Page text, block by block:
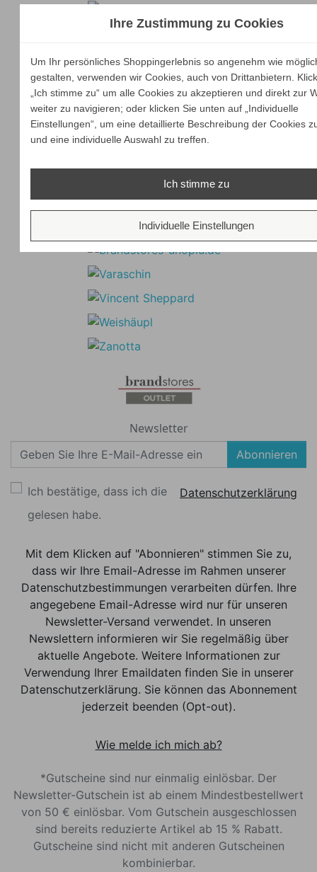
Newsletter
Abonnieren
Ich bestätige, dass ich die
Datenschutzerklärung
gelesen habe.
Mit dem Klicken auf "Abonnieren" stimmen Sie zu,
dass wir Ihre Email-Adresse im Rahmen unserer
Datenschutzbestimmungen verarbeiten dürfen. Ihre
angegebene Email-Adresse wird nur für unseren
Newsletter-Versand verwendet. In unseren
Newslettern informieren wir Sie regelmäßig über
aktuelle Angebote. Weitere Informationen zur
Verwendung Ihrer Emaildaten finden Sie in unserer
Datenschutzerklärung. Sie können das Abonnement
jederzeit beenden (Opt-out).
Wie melde ich mich ab?
*Gutscheine sind nur einmalig einlösbar. Der
Newsletter-Gutschein ist ab einem Mindestbestellwert
von 50 € einlösbar. Vom Gutschein ausgeschlossen
sind bereits reduzierte Artikel ab 15 % Rabatt.
Gutscheine sind nicht mit anderen Gutscheinen
kombinierbar.
Ihre Zustimmung zu Cookies
Um Ihr persönliches Shoppingerlebnis so angenehm wie
gestalten, verwenden wir Cookies, auch von Drittanbietern.
„Ich stimme zu“ um alle Cookies zu akzeptieren und direkt zur
weiter zu navigieren; oder klicken Sie unten auf „Individuelle
Einstellungen“, um eine detaillierte Beschreibung der Cookies
und eine individuelle Auswahl zu treffen.
Ich stimme zu
Individuelle Einstellungen